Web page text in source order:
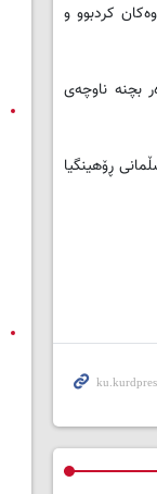
کردبوو و
بچنە ناوچەی
لە پارێزگای ڕاخین دەستی پێکردوووە و بەو هۆیەشەوە زیاتر لە 650 هەزار موسڵمانی ڕۆهینگیا